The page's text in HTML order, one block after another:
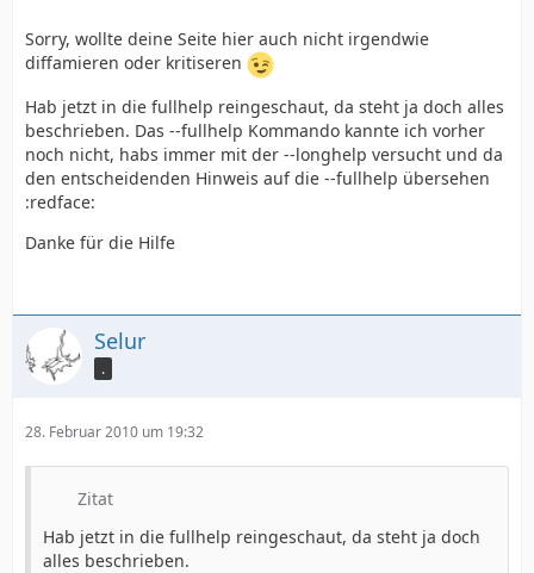
Sorry, wollte deine Seite hier auch nicht irgendwie
diffamieren oder kritiseren
Hab jetzt in die fullhelp reingeschaut, da steht ja doch alles
beschrieben. Das --fullhelp Kommando kannte ich vorher
noch nicht, habs immer mit der --longhelp versucht und da
den entscheidenden Hinweis auf die --fullhelp übersehen
:redface:
Danke für die Hilfe
Selur
.
28. Februar 2010 um 19:32
Zitat
Hab jetzt in die fullhelp reingeschaut, da steht ja doch
alles beschrieben.